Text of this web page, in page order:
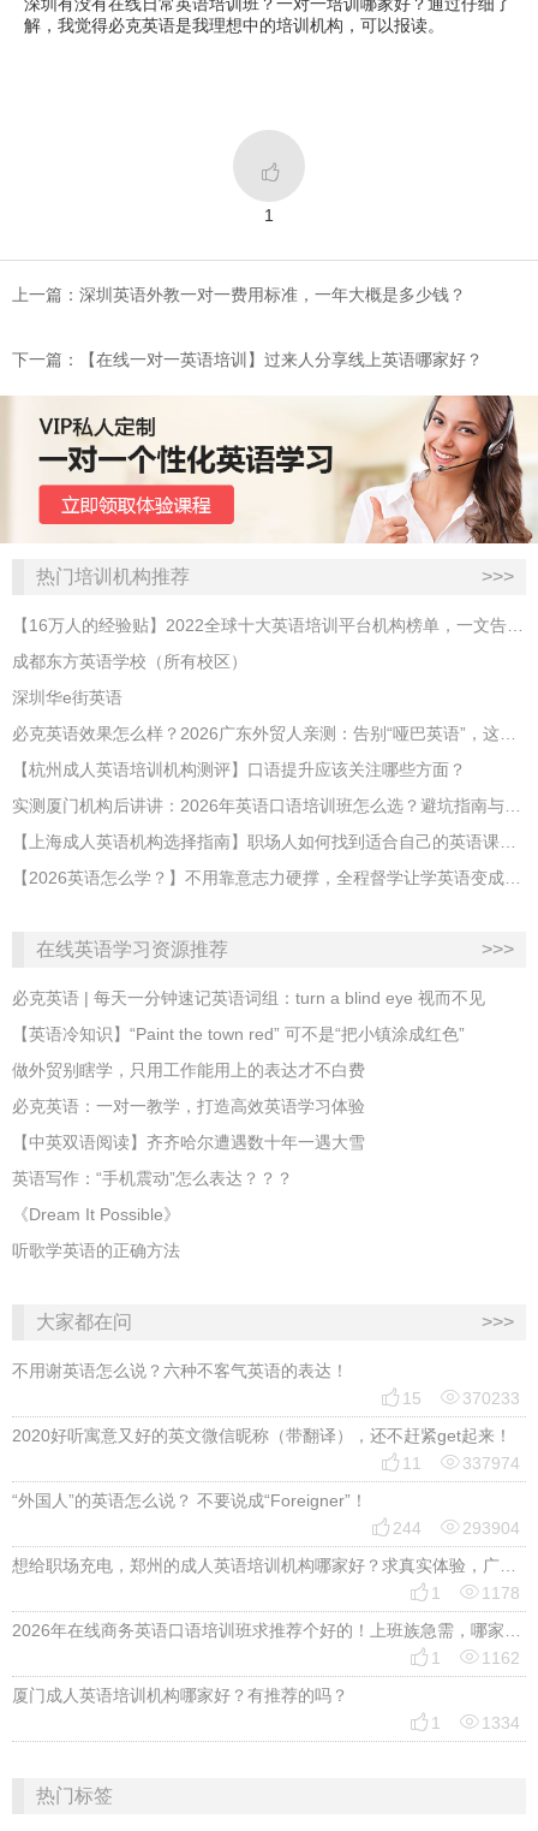
解，我觉得必克英语是我理想中的培训机构，可以报读。

1
上一篇：深圳英语外教一对一费用标准，一年大概是多少钱？
下一篇：【在线一对一英语培训】过来人分享线上英语哪家好？
热门培训机构推荐 >>>
【16万人的经验贴】2022全球十大英语培训平台机构榜单，一文告诉你
成都东方英语学校（所有校区）
深圳华e街英语
必克英语效果怎么样？2026广东外贸人亲测：告别“哑巴英语”，这才是成年人最高效的自救指南！
【杭州成人英语培训机构测评】口语提升应该关注哪些方面？
实测厦门机构后讲讲：2026年英语口语培训班怎么选？避坑指南与高效学习新范式
【上海成人英语机构选择指南】职场人如何找到适合自己的英语课程？
【2026英语怎么学？】不用靠意志力硬撑，全程督学让学英语变成日常习惯
在线英语学习资源推荐 >>>
必克英语 | 每天一分钟速记英语词组：turn a blind eye 视而不见
​【英语冷知识】“Paint the town red” 可不是“把小镇涂成红色”
做外贸别瞎学，只用工作能用上的表达才不白费
必克英语：一对一教学，打造高效英语学习体验
【中英双语阅读】齐齐哈尔遭遇数十年一遇大雪
英语写作：“手机震动”怎么表达？？？
《Dream It Possible》
听歌学英语的正确方法
大家都在问 >>>
不用谢英语怎么说？六种不客气英语的表达！
 15 370233
2020好听寓意又好的英文微信昵称（带翻译），还不赶紧get起来！
 11 337974
“外国人”的英语怎么说？ 不要说成“Foreigner”！
 244 293904
想给职场充电，郑州的成人英语培训机构哪家好？求真实体验，广告勿扰，感谢！
 1 1178
2026年在线商务英语口语培训班求推荐个好的！上班族急需，哪家好？
 1 1162
厦门成人英语培训机构哪家好？有推荐的吗？
 1 1334
热门标签